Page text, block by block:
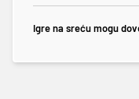
Igre na sreću mogu